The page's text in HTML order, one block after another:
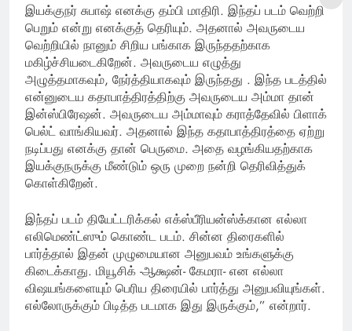
இயக்குநர் சுபாஷ் எனக்கு தம்பி மாதிரி. இந்தப் படம் வெற்றி
பெறும் என்று எனக்குத் தெரியும். அதனால் அவருடைய
வெற்றியில் நானும் சிறிய பங்காக இருந்ததற்காக
மகிழ்ச்சியடைகிறேன். அவருடைய எழுத்து
அழுத்தமாகவும், நேர்த்தியாகவும் இருந்தது . இந்த படத்தில்
என்னுடைய கதாபாத்திரத்திற்கு அவருடைய அம்மா தான்
இன்ஸ்பிரேஷன். அவருடைய அம்மாவும் கராத்தேவில் பிளாக்
பெல்ட் வாங்கியவர். அதனால் இந்த கதாபாத்திரத்தை ஏற்று
நடிப்பது எனக்கு தான் பெருமை. அதை வழங்கியதற்காக
இயக்குநருக்கு மீண்டும் ஒரு முறை நன்றி தெரிவித்துக்
கொள்கிறேன்.
இந்தப் படம் தியேட்டரிக்கல் எக்ஸ்பீரியன்ஸ்க்கான எல்லா
எலிமெண்ட்ஸும் கொண்ட படம். சின்ன திரைகளில்
பார்த்தால் இதன் முழுமையான அனுபவம் உங்களுக்கு
கிடைக்காது. மியூசிக் -ஆக்ஷன்- கேமரா- என எல்லா
விஷயங்களையும் பெரிய திரையில் பார்த்து அனுபவியுங்கள்.
எல்லோருக்கும் பிடித்த படமாக இது இருக்கும்,” என்றார்.